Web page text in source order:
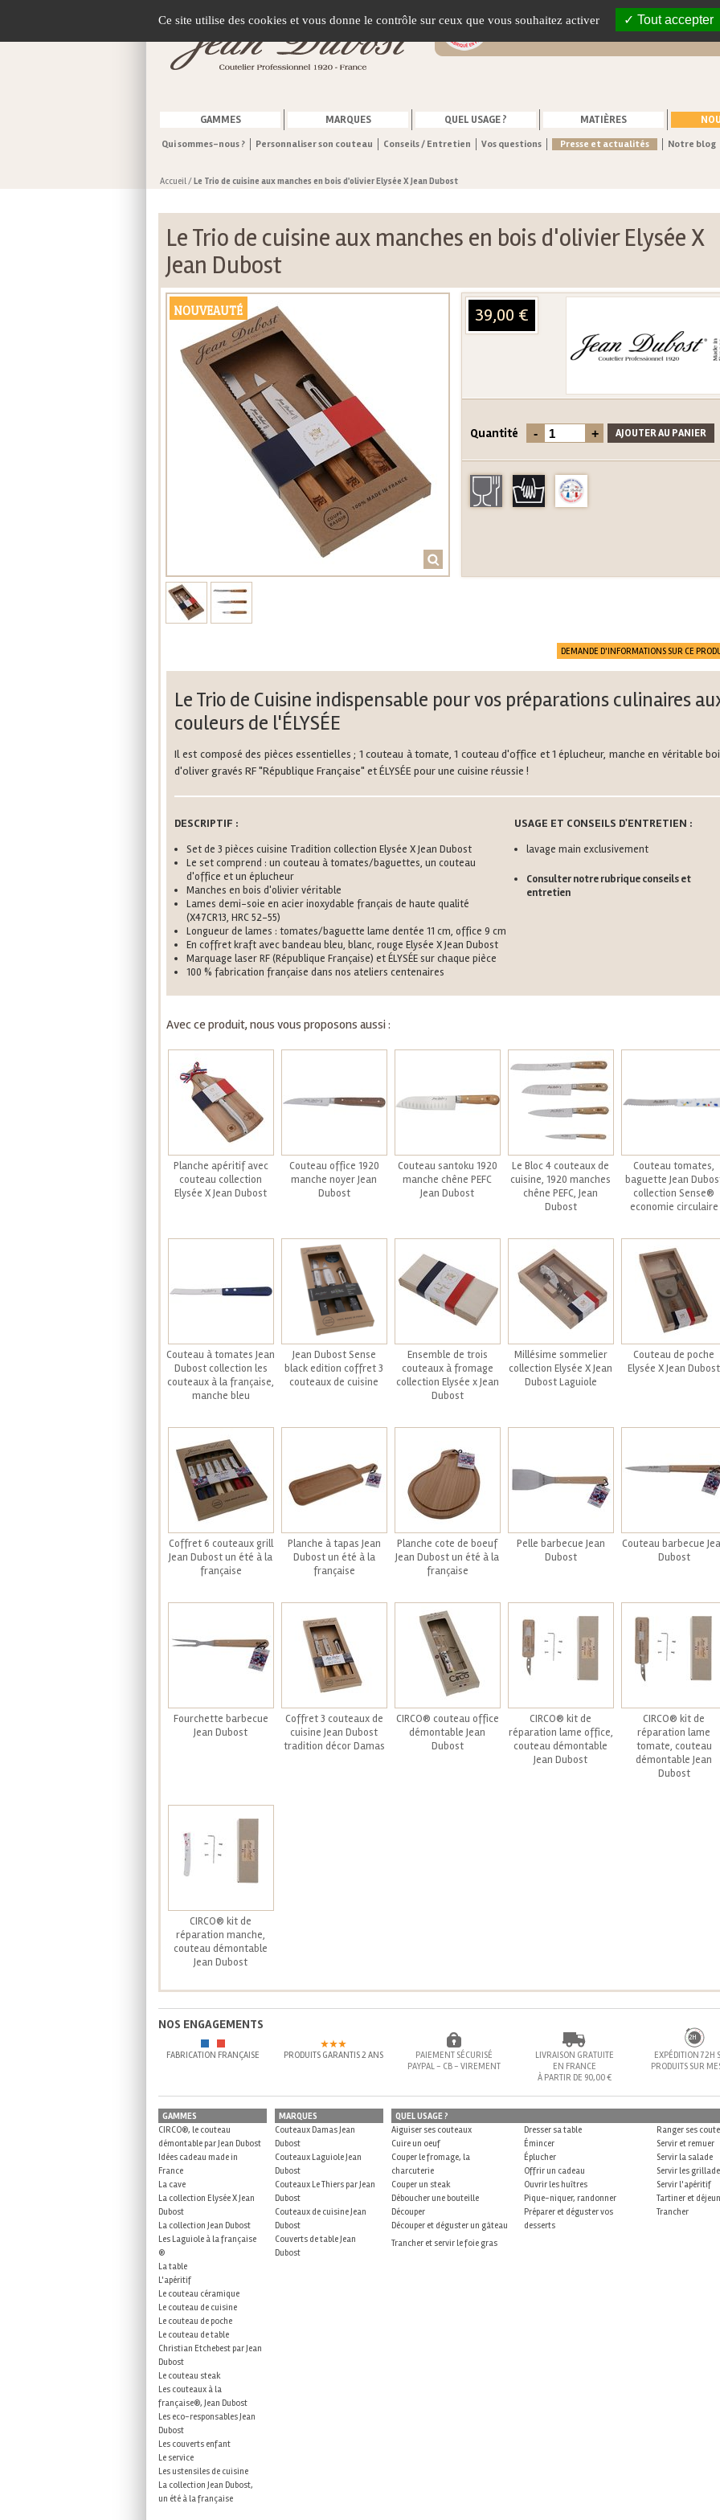
Vente en ligne de couteaux fabriqués
France
GAMMES MARQUES QUEL USAGE ? MATIÈRES
Qui sommes-nous ? Personnaliser son couteau Conseils / Entretien Vos questions Presse et actualités Notre blog
Accueil/Le Trio de cuisine aux manches en bois d'olivier Elysée X Jean Dubost
Le Trio de cuisine aux manches en bois d'olivier Elysée X
Jean Dubost
NOUVEAUTÉ 39,00 €
Quantité
DEMANDE D'INFORMATIONS SUR CE
Le Trio de Cuisine indispensable pour vos préparations culinaires
couleurs de l'ÉLYSÉE
Il est composé des pièces essentielles ; 1 couteau à tomate, 1 couteau d'office et 1 éplucheur, manche en véritable
d'oliver gravés RF "République Française" et ÉLYSÉE pour une cuisine réussie !
DESCRIPTIF :
Set de 3 pièces cuisine Tradition collection Elysée X Jean Dubost
Le set comprend : un couteau à tomates/baguettes, un couteau
d'office et un éplucheur
Manches en bois d'olivier véritable
Lames demi-soie en acier inoxydable français de haute qualité
(X47CR13, HRC 52-55)
Longueur de lames : tomates/baguette lame dentée 11 cm, office 9 cm
En coffret kraft avec bandeau bleu, blanc, rouge Elysée X Jean Dubost
Marquage laser RF (République Française) et ÉLYSÉE sur chaque pièce
100 % fabrication française dans nos ateliers centenaires
USAGE ET CONSEILS D'ENTRETIEN :
lavage main exclusivement
Consulter notre rubrique conseils et
entretien
Avec ce produit, nous vous proposons aussi :
Planche apéritif avec
couteau collection
Elysée X Jean Dubost
Couteau office 1920
manche noyer Jean
Dubost
Couteau santoku 1920
manche chêne PEFC
Jean Dubost
Le Bloc 4 couteaux de
cuisine, 1920 manches
chêne PEFC, Jean
Dubost
Couteau tomates,
baguette Jean
collection Sense®
economie circulaire
Couteau à tomates Jean
Dubost collection les
couteaux à la française,
manche bleu
Jean Dubost Sense
black edition coffret 3
couteaux de cuisine
Ensemble de trois
couteaux à fromage
collection Elysée x Jean
Dubost
Millésime sommelier
collection Elysée X Jean
Dubost Laguiole
Couteau de poche
Elysée X Jean Dubost
Coffret 6 couteaux grill
Jean Dubost un été à la
française
Planche à tapas Jean
Dubost un été à la
française
Planche cote de boeuf
Jean Dubost un été à la
française
Pelle barbecue Jean
Dubost
Couteau barbecue
Dubost
Fourchette barbecue
Jean Dubost
Coffret 3 couteaux de
cuisine Jean Dubost
tradition décor Damas
CIRCO® couteau office
démontable Jean
Dubost
CIRCO® kit de
réparation lame office,
couteau démontable
Jean Dubost
CIRCO® kit de
réparation lame
tomate, couteau
démontable Jean
Dubost
CIRCO® kit de
réparation manche,
couteau démontable
Jean Dubost
NOS ENGAGEMENTS
FABRICATION FRANÇAISE PRODUITS GARANTIS 2 ANS
PAIEMENT SÉCURISÉ
PAYPAL - CB - VIREMENT
LIVRAISON GRATUITE
EN FRANCE
À PARTIR DE 90,00 €
72H
EXPÉDITION 72H
PRODUITS SUR
GAMMES
CIRCO®, le couteau
démontable par Jean Dubost
Idées cadeau made in
France
La cave
La collection Elysée X Jean
Dubost
La collection Jean Dubost
Les Laguiole à la française
®
La table
L'apéritif
Le couteau céramique
Le couteau de cuisine
Le couteau de poche
Le couteau de table
Christian Etchebest par Jean
Dubost
Le couteau steak
Les couteaux à la
française®, Jean Dubost
Les eco-responsables Jean
Dubost
Les couverts enfant
Le service
Les ustensiles de cuisine
La collection Jean Dubost,
un été à la française
MARQUES
Couteaux Damas Jean
Dubost
Couteaux Laguiole Jean
Dubost
Couteaux Le Thiers par Jean
Dubost
Couteaux de cuisine Jean
Dubost
Couverts de table Jean
Dubost
QUEL USAGE ?
Aiguiser ses couteaux
Cuire un oeuf
Couper le fromage, la
charcuterie
Couper un steak
Déboucher une bouteille
Découper
Découper et déguster un gâteau
Dresser sa table
Émincer
Éplucher
Offrir un cadeau
Ouvrir les huîtres
Pique-niquer, randonner
Préparer et déguster vos
desserts
Ranger ses
Servir et remuer
Servir la salade
Servir les
Servir l'apéritif
Tartiner et
Trancher
Trancher et servir le foie gras
Ce site utilise des cookies et vous donne le contrôle sur ceux que vous souhaitez activer
Tout accepter